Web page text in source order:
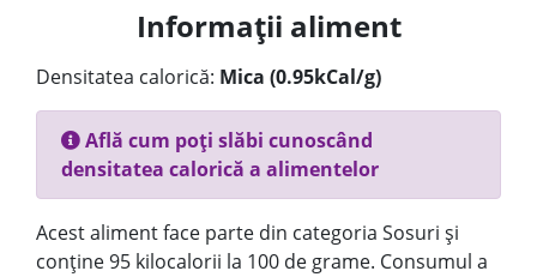
Informații aliment
Densitatea calorică: Mica (0.95kCal/g)
Află cum poți slăbi cunoscând
densitatea calorică a alimentelor
Acest aliment face parte din categoria Sosuri și
conține 95 kilocalorii la 100 de grame. Consumul a